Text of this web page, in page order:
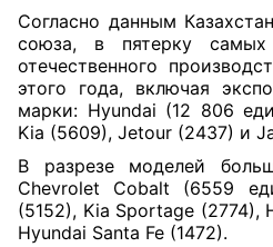
Согласно данным
союза, в пятерку самых
отечественного
этого года, включая
марки: Hyundai (12 806
Kia (5609), Jetour (2437) и
В разрезе моделей
Chevrolet Cobalt (6559
(5152), Kia Sportage (2774),
Hyundai Santa Fe (1472).